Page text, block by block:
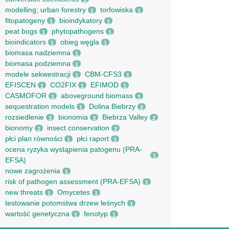
modelling; urban forestry 1 torfowiska 1
fitopatogeny 1 bioindykatory 1
peat bogs 1 phytopathogens 1
bioindicators 1 obieg węgla 1
biomasa nadziemna 1
biomasa podziemna 1
modele sekwestracji 1 CBM-CFS3 1
EFISCEN 1 CO2FIX 1 EFIMOD 1
CASMOFOR 1 aboveground biomass 1
sequestration models 1 Dolina Biebrzy 2
rozsiedlenie 3 bionomia 3 Biebrza Valley 2
bionomy 2 insect conservation 2
płci plan równości 1 płci raport 1
ocena ryzyka wystąpienia patogenu (PRA-
EFSA)
1
nowe zagrożenia 1
risk of pathogen assessment (PRA-EFSA) 1
new threats 1 Omycetes 1
testowanie potomstwa drzew leśnych 1
wartość genetyczna 1 fenotyp 1